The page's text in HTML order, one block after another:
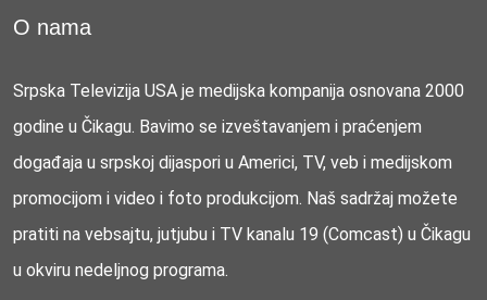
O nama
Srpska Televizija USA je medijska kompanija osnovana 2000
godine u Čikagu. Bavimo se izveštavanjem i praćenjem
događaja u srpskoj dijaspori u Americi, TV, veb i medijskom
promocijom i video i foto produkcijom. Naš sadržaj možete
pratiti na vebsajtu, jutjubu i TV kanalu 19 (Comcast) u Čikagu
u okviru nedeljnog programa.